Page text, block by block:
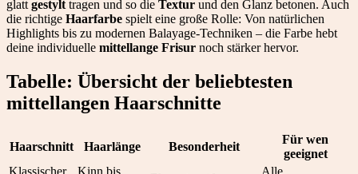
glatt gestylt tragen und so die Textur und den Glanz betonen. Auch
die richtige Haarfarbe spielt eine große Rolle: Von natürlichen
Highlights bis zu modernen Balayage-Techniken – die Farbe hebt
deine individuelle mittellange Frisur noch stärker hervor.
Tabelle: Übersicht der beliebtesten
mittellangen Haarschnitte
Haarschnitt Haarlänge Besonderheit
Für wen
geeignet
Klassischer
Kinn bis
Alle